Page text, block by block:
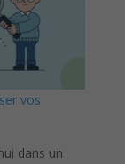
vos
dans un